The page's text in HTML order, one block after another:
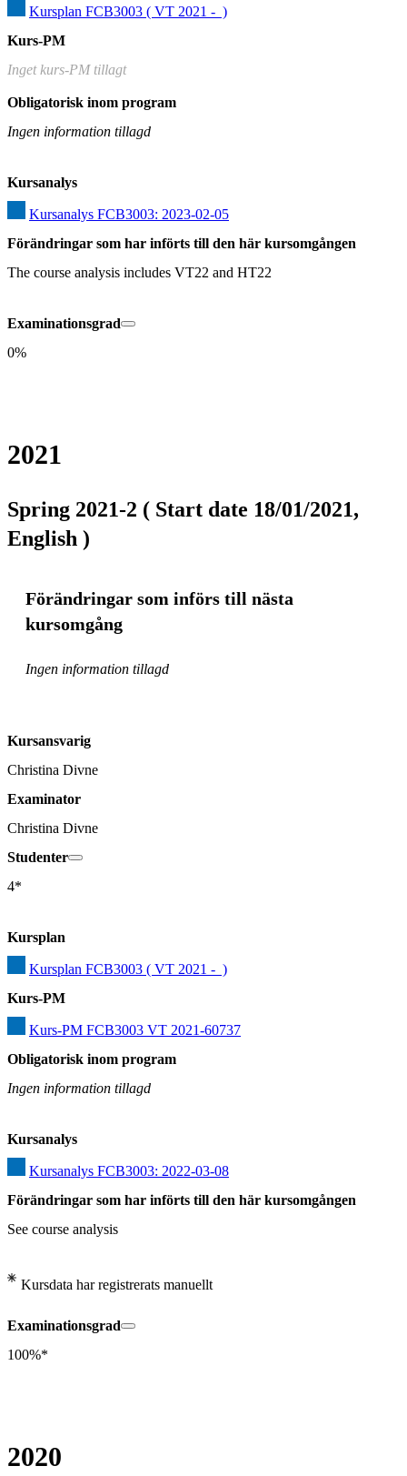
Kursplan FCB3003 ( VT 2021 -  )
Kurs-PM
Inget kurs-PM tillagt
Obligatorisk inom program
Ingen information tillagd
Kursanalys
Kursanalys FCB3003: 2023-02-05
Förändringar som har införts till den här kursomgången
The course analysis includes VT22 and HT22
Examinationsgrad
0%
2021
Spring 2021-2 ( Start date 18/01/2021,
English )
Förändringar som införs till nästa
kursomgång
Ingen information tillagd
Kursansvarig
Christina Divne
Examinator
Christina Divne
Studenter
4*
Kursplan
Kursplan FCB3003 ( VT 2021 -  )
Kurs-PM
Kurs-PM FCB3003 VT 2021-60737
Obligatorisk inom program
Ingen information tillagd
Kursanalys
Kursanalys FCB3003: 2022-03-08
Förändringar som har införts till den här kursomgången
See course analysis
Kursdata har registrerats manuellt
Examinationsgrad
100%*
2020